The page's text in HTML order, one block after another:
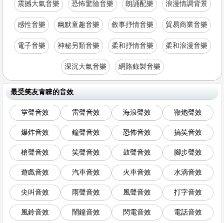
震撼大氣音樂 恐怖驚險音樂 朗誦配樂 浪漫情調背景
感性音樂 幽默童趣音樂 敘事抒情音樂 貿易商業音樂
電子音樂 神秘另類音樂 柔和抒情音樂 柔和浪漫音樂
深沉大氣音樂 網路錄製音樂
最受笑友青睞的音效
掌聲音效 雷聲音效 海浪聲效 鞭炮聲效
爆炸音效 鐘聲音效 恐怖音效 搞笑音效
槍聲音效 笑聲音效 鼓聲音效 腳步聲效
遊戲音效 汽車音效 火車音效 水滴音效
尖叫音效 雨聲音效 風聲音效 打字音效
風鈴音效 鬧鐘音效 閃電音效 電話音效